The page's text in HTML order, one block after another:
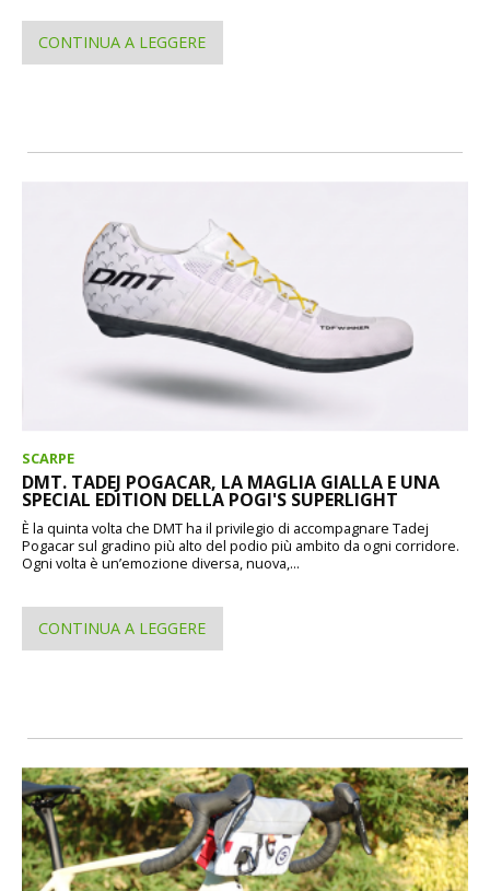
CONTINUA A LEGGERE
SCARPE
DMT. TADEJ POGACAR, LA MAGLIA GIALLA E UNA
SPECIAL EDITION DELLA POGI'S SUPERLIGHT
È la quinta volta che DMT ha il privilegio di accompagnare Tadej
Pogacar sul gradino più alto del podio più ambito da ogni corridore.
Ogni volta è un’emozione diversa, nuova,...
CONTINUA A LEGGERE